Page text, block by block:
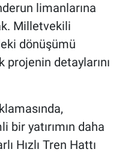
limanlarına
Milletvekili
dönüşümü
detaylarını
bir yatırımın daha
Hızlı Tren Hattı